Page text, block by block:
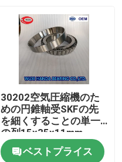
30202空気圧縮機のた
めの円錐軸受SKFの先
を細くすることの単一
の列15x35x11mm
ベストプライス